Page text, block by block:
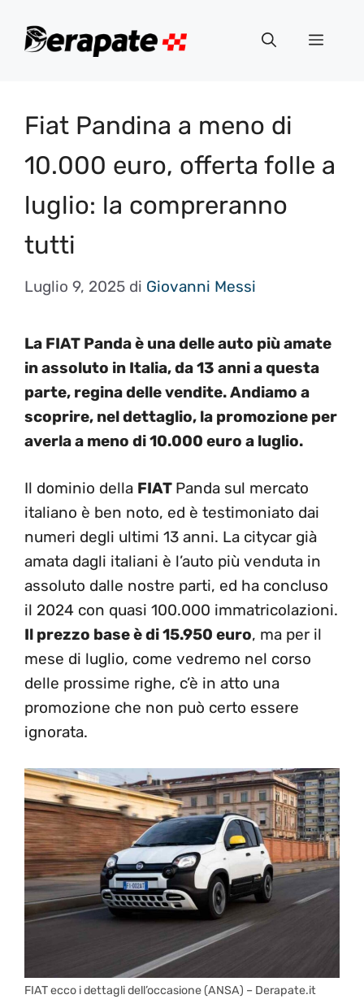
Menu
Fiat Pandina a meno di
10.000 euro, offerta folle a
luglio: la compreranno
tutti
Luglio 9, 2025 di Giovanni Messi
La FIAT Panda è una delle auto più amate
in assoluto in Italia, da 13 anni a questa
parte, regina delle vendite. Andiamo a
scoprire, nel dettaglio, la promozione per
averla a meno di 10.000 euro a luglio.
Il dominio della FIAT Panda sul mercato
italiano è ben noto, ed è testimoniato dai
numeri degli ultimi 13 anni. La citycar già
amata dagli italiani è l’auto più venduta in
assoluto dalle nostre parti, ed ha concluso
il 2024 con quasi 100.000 immatricolazioni.
Il prezzo base è di 15.950 euro, ma per il
mese di luglio, come vedremo nel corso
delle prossime righe, c’è in atto una
promozione che non può certo essere
ignorata.
FIAT ecco i dettagli dell’occasione (ANSA) – Derapate.it